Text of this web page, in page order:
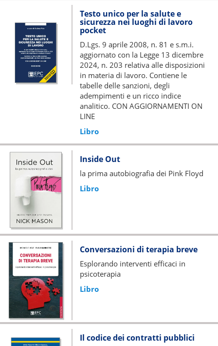
Testo unico per la salute e
sicurezza nei luoghi di lavoro
pocket
D.Lgs. 9 aprile 2008, n. 81 e s.m.i.
aggiornato con la Legge 13 dicembre
2024, n. 203 relativa alle disposizioni
in materia di lavoro. Contiene le
tabelle delle sanzioni, degli
adempimenti e un ricco indice
analitico. CON AGGIORNAMENTI ON
LINE
Libro
Inside Out
la prima autobiografia dei Pink Floyd
Libro
Conversazioni di terapia breve
Esplorando interventi efficaci in
psicoterapia
Libro
Il codice dei contratti pubblici